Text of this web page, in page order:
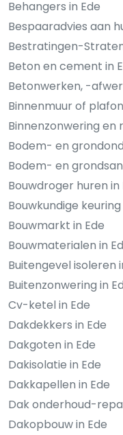
Behangers in Ede
Bespaaradvies aan
Bestratingen-
Beton en cement in
Betonwerken, -
Binnenmuur of
Binnenzonwering en
Bodem- en
Bodem- en
Bouwdroger huren in
Bouwkundige keuring
Bouwmarkt in Ede
Bouwmaterialen in
Buitengevel isoleren
Buitenzonwering in
Cv-ketel in Ede
Dakdekkers in Ede
Dakgoten in Ede
Dakisolatie in Ede
Dakkapellen in Ede
Dak onderhoud-
Dakopbouw in Ede